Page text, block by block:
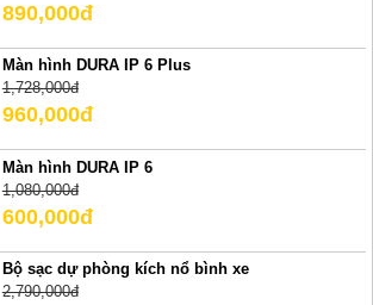
890,000đ
Màn hình DURA IP 6 Plus
1,728,000đ
960,000đ
Màn hình DURA IP 6
1,080,000đ
600,000đ
Bộ sạc dự phòng kích nổ bình xe
2,790,000đ